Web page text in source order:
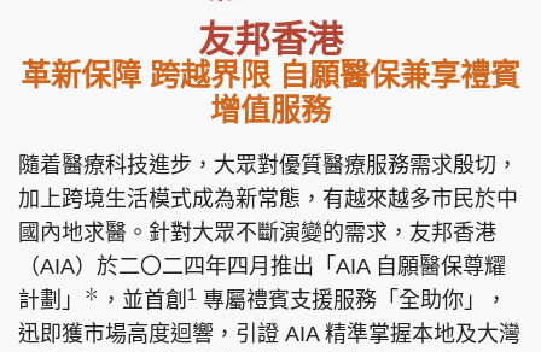
友邦香港
革新保障 跨越界限 自願醫保兼享禮賓
增值服務
隨着醫療科技進步，大眾對優質醫療服務需求殷切，
加上跨境生活模式成為新常態，有越來越多市民於中
國內地求醫。針對大眾不斷演變的需求，友邦香港
（AIA）於二〇二四年四月推出「AIA 自願醫保尊耀
計劃」
✽ ，並首創 1 專屬禮賓支援服務「全助你」，
迅即獲市場高度迴響，引證 AIA 精準掌握本地及大灣